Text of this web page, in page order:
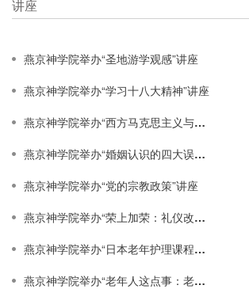
讲座
燕京神学院举办“圣地游学观感”讲座
燕京神学院举办“学习十八大精神”讲座
燕京神学院举办“西方马克思主义与神学相交的六个问题领域”学术讲座
燕京神学院举办“婚姻认识的四大误区”讲座
燕京神学院举办“党的宗教政策”讲座
燕京神学院举办“荣上加荣：礼仪改变生活”讲座
燕京神学院举办“日本老年护理课程简介”讲座
燕京神学院举办“老年人这点事：老年人心理和行为状态分析”讲座